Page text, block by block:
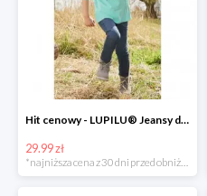
Hit cenowy - LUPILU® Jeansy dziewczęce slim fit
29.99 zł